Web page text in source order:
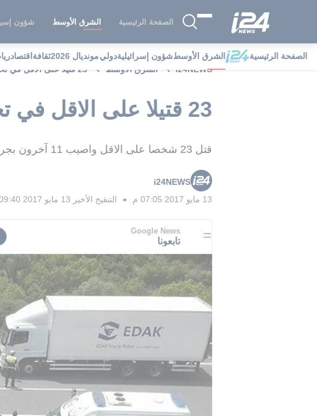
الصفحة الرئيسية الشرق الأوسط شؤون
الصفحة الرئيسية الشرق الأوسطشؤون إسرائيليةدوليمونديال 2026 ثقافة اقتصاد
i24NEWS
الشرق الأوسط 23 قتيلا على الاقل في تحطم حافلة في تركيا
23 قتيلا على الاقل في تحطم حافلة في تركيا
قتل 23 شخصا على الاقل واصيب 11 آخرون بجروح خطيرة عندما خرجت حافلة تقل نساء واطفالا عن مسارها
i24NEWS
13 مايو 2017 07:05 م
■ التنقيح الأخير 13 مايو 2017 09:40 م
Google News
تابعونا